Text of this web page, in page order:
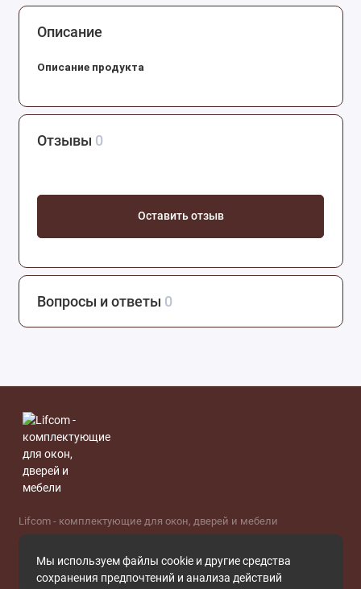
Описание
Описание продукта
Отзывы 0
Оставить отзыв
Вопросы и ответы 0
Мы используем файлы cookie и другие средства
сохранения предпочтений и анализа действий
Lifcom - комплектующие для окон, дверей и мебели